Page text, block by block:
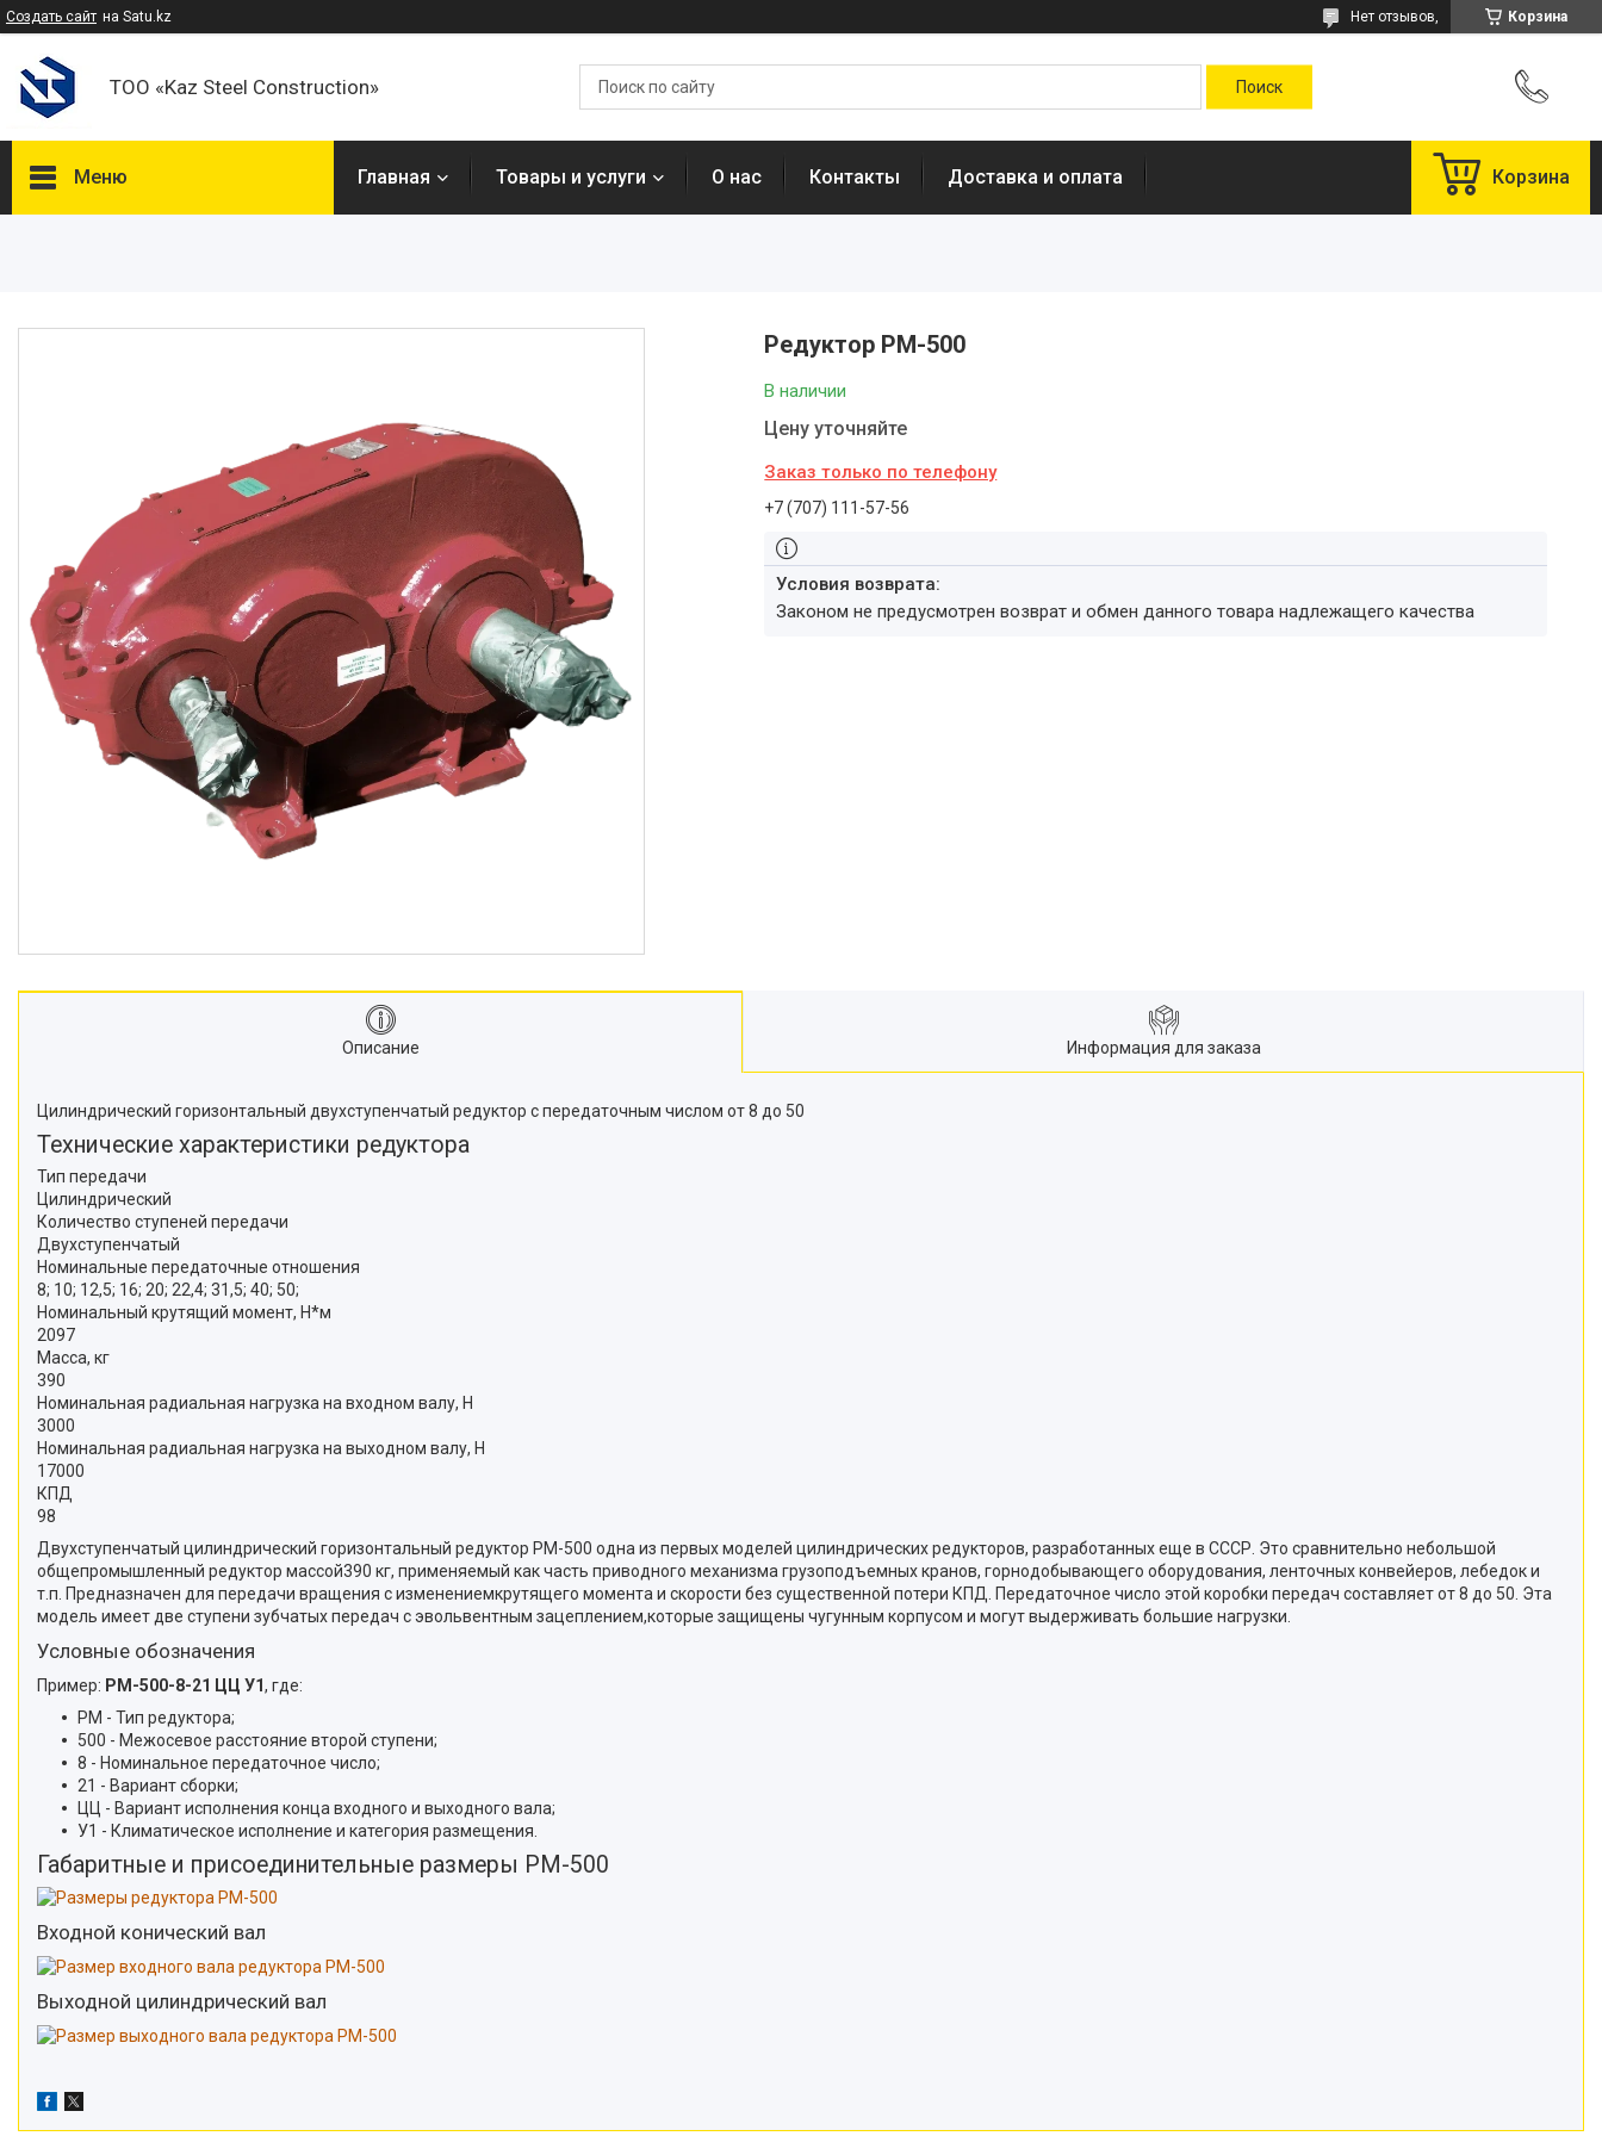
Создать сайт на Satu.kz Корзина
Нет отзывов,
ТОО «Kaz Steel Construction»
Меню Главная Товары и услуги О нас Контакты Доставка и оплата Корзина
Редуктор РМ-500
В наличии
Цену уточняйте
Заказ только по телефону
+7 (707) 111-57-56
Законом не предусмотрен возврат и обмен данного товара надлежащего качества
Описание Информация для заказа
Цилиндрический горизонтальный двухступенчатый редуктор с передаточным числом от 8 до 50
Технические характеристики редуктора
Тип передачи
Цилиндрический
Количество ступеней передачи
Двухступенчатый
Номинальные передаточные отношения
8; 10; 12,5; 16; 20; 22,4; 31,5; 40; 50;
Номинальный крутящий момент, Н*м
2097
Масса, кг
390
Номинальная радиальная нагрузка на входном валу, Н
3000
Номинальная радиальная нагрузка на выходном валу, Н
17000
КПД
98
Двухступенчатый цилиндрический горизонтальный редуктор РМ-500 одна из первых моделей цилиндрических редукторов, разработанных еще в СССР. Это сравнительно небольшой
общепромышленный редуктор массой390 кг, применяемый как часть приводного механизма грузоподъемных кранов, горнодобывающего оборудования, ленточных конвейеров, лебедок и
т.п. Предназначен для передачи вращения с изменениемкрутящего момента и скорости без существенной потери КПД. Передаточное число этой коробки передач составляет от 8 до 50. Эта
модель имеет две ступени зубчатых передач с эвольвентным зацеплением,которые защищены чугунным корпусом и могут выдерживать большие нагрузки.
Условные обозначения
Пример: РМ-500-8-21 ЦЦ У1, где:
РМ - Тип редуктора;
500 - Межосевое расстояние второй ступени;
8 - Номинальное передаточное число;
21 - Вариант сборки;
ЦЦ - Вариант исполнения конца входного и выходного вала;
У1 - Климатическое исполнение и категория размещения.
Габаритные и присоединительные размеры РМ-500
Входной конический вал
Выходной цилиндрический вал